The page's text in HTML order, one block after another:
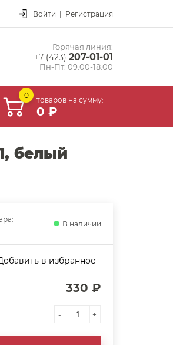
Войти | Регистрация
Горячая линия:
+7 (423) 207-01-01
Пн-Пт: 09.00-18.00
0
товаров на сумму:
0 ₽
белый
В наличии
в избранное
330 ₽
- +